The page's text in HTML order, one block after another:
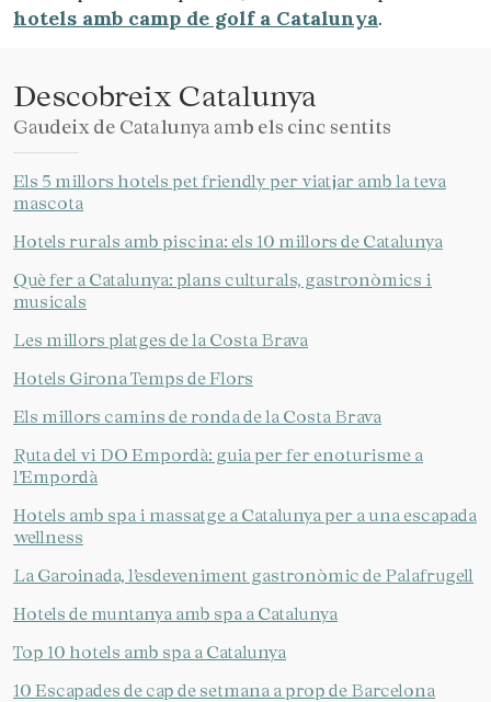
hotels amb camp de golf a Catalunya.
Descobreix Catalunya
Gaudeix de Catalunya amb els cinc sentits
Els 5 millors hotels pet friendly per viatjar amb la teva
mascota
Hotels rurals amb piscina: els 10 millors de Catalunya
Què fer a Catalunya: plans culturals, gastronòmics i
musicals
Les millors platges de la Costa Brava
Hotels Girona Temps de Flors
Els millors camins de ronda de la Costa Brava
Ruta del vi DO Empordà: guia per fer enoturisme a
l’Empordà
Hotels amb spa i massatge a Catalunya per a una escapada
wellness
La Garoinada, l’esdeveniment gastronòmic de Palafrugell
Hotels de muntanya amb spa a Catalunya
Top 10 hotels amb spa a Catalunya
10 Escapades de cap de setmana a prop de Barcelona